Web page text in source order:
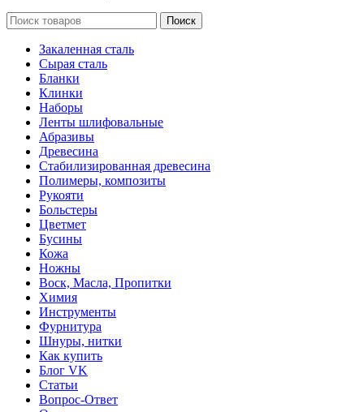
Поиск
Закаленная сталь
Сырая сталь
Бланки
Клинки
Наборы
Ленты шлифовальные
Абразивы
Древесина
Стабилизированная древесина
Полимеры, композиты
Рукояти
Больстеры
Цветмет
Бусины
Кожа
Ножны
Воск, Масла, Пропитки
Химия
Инструменты
Фурнитура
Шнуры, нитки
Как купить
Блог VK
Статьи
Вопрос-Ответ